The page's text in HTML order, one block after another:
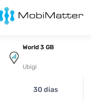
World 3 GB
Ubigi
30 dias